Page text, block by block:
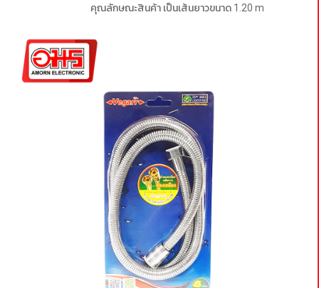
คุณลักษณะสินค้า เป็นเส้นยาวขนาด 1.20 m